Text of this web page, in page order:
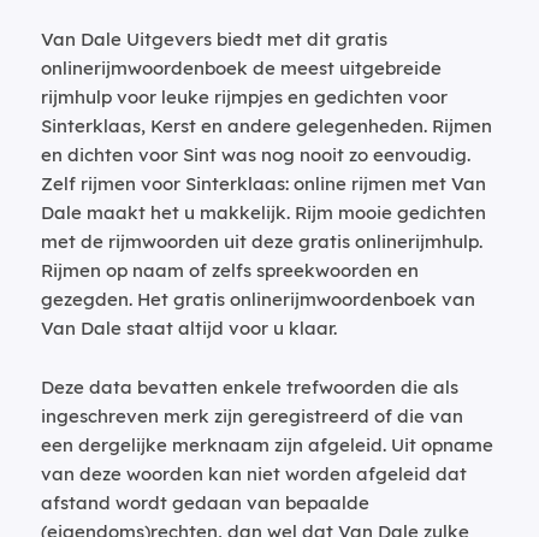
Van Dale Uitgevers biedt met dit gratis
onlinerijmwoordenboek de meest uitgebreide
rijmhulp voor leuke rijmpjes en gedichten voor
Sinterklaas, Kerst en andere gelegenheden. Rijmen
en dichten voor Sint was nog nooit zo eenvoudig.
Zelf rijmen voor Sinterklaas: online rijmen met Van
Dale maakt het u makkelijk. Rijm mooie gedichten
met de rijmwoorden uit deze gratis onlinerijmhulp.
Rijmen op naam of zelfs spreekwoorden en
gezegden. Het gratis onlinerijmwoordenboek van
Van Dale staat altijd voor u klaar.
Deze data bevatten enkele trefwoorden die als
ingeschreven merk zijn geregistreerd of die van
een dergelijke merknaam zijn afgeleid. Uit opname
van deze woorden kan niet worden afgeleid dat
afstand wordt gedaan van bepaalde
(eigendoms)rechten, dan wel dat Van Dale zulke